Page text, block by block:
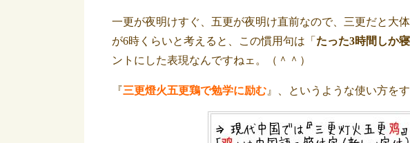
一更が夜明けすぐ、五更が夜明け直前なので、三更だと大
が6時くらいと考えると、この慣用句は「 たった3時間しか
ントにした表現なんですねェ。（＾＾）
『 三更燈火五更鶏で勉学に励む』、というような使い方をす